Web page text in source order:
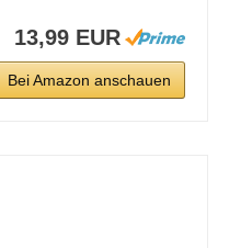
13,99 EUR
Bei Amazon anschauen